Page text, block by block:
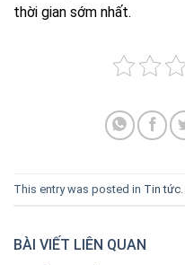
thời gian sớm nhất.
This entry was posted in Tin tức
BÀI VIẾT LIÊN QUAN